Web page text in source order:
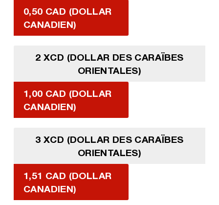
0,50 CAD (DOLLAR
CANADIEN)
2 XCD (DOLLAR DES CARAÏBES
ORIENTALES)
1,00 CAD (DOLLAR
CANADIEN)
3 XCD (DOLLAR DES CARAÏBES
ORIENTALES)
1,51 CAD (DOLLAR
CANADIEN)